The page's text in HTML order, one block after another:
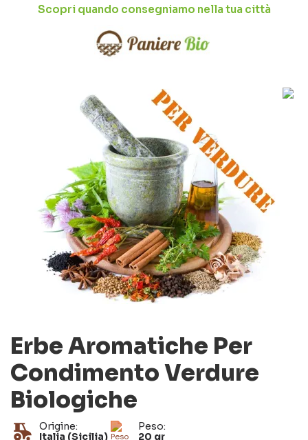
Scopri quando consegniamo nella tua città
Erbe Aromatiche Per
Condimento Verdure
Biologiche
Origine:
Italia (Sicilia)
Peso:
20 gr